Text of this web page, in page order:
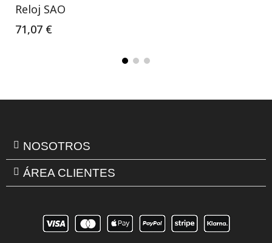
Reloj SAO
71,07 €
NOSOTROS
ÁREA CLIENTES